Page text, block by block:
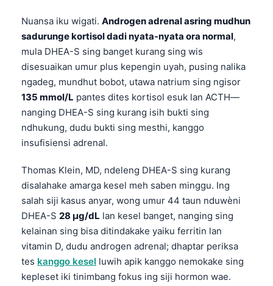
Nuansa iku wigati. Androgen adrenal asring mudhun
sadurunge kortisol dadi nyata-nyata ora normal,
mula DHEA-S sing banget kurang sing wis
disesuaikan umur plus kepengin uyah, pusing nalika
ngadeg, mundhut bobot, utawa natrium sing ngisor
135 mmol/L pantes dites kortisol esuk lan ACTH—
nanging DHEA-S sing kurang isih bukti sing
ndhukung, dudu bukti sing mesthi, kanggo
insufisiensi adrenal.
Thomas Klein, MD, ndeleng DHEA-S sing kurang
disalahake amarga kesel meh saben minggu. Ing
salah siji kasus anyar, wong umur 44 taun nduwèni
DHEA-S 28 µg/dL lan kesel banget, nanging sing
kelainan sing bisa ditindakake yaiku ferritin lan
vitamin D, dudu androgen adrenal; dhaptar periksa
tes kanggo kesel luwih apik kanggo nemokake sing
kepleset iki tinimbang fokus ing siji hormon wae.
Slovenčina
پښتو
سنڌي
සිංහල
অসমীয়া
Latviešu valoda
Македонски јазик
Euskara
Gàidhlig
Occitan
العربية المغربية